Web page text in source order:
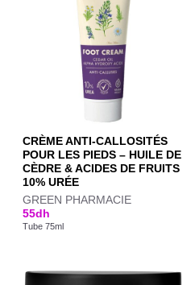
CRÈME ANTI-CALLOSITÉS
POUR LES PIEDS – HUILE DE
CÈDRE & ACIDES DE FRUITS
10% URÉE
GREEN PHARMACIE
55dh
Tube 75ml